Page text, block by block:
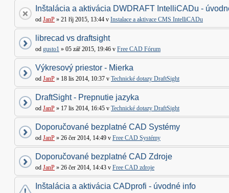
Inštalácia a aktivácia DWDRAFT IntelliCADu -
od JanP » 21 říj 2015, 13:44 v Instalace a aktivace CMS IntelliCADu
librecad vs draftsight
od gusto1 » 05 zář 2015, 19:46 v Free CAD Fórum
Výkresový priestor - Mierka
od JanP » 18 lis 2014, 10:37 v Technické dotazy DraftSight
DraftSight - Prepnutie jazyka
od JanP » 17 lis 2014, 16:45 v Technické dotazy DraftSight
Doporučované bezplatné CAD Systémy
od JanP » 26 čer 2014, 14:49 v Free CAD Systémy
Doporučované bezplatné CAD Zdroje
od JanP » 26 čer 2014, 14:43 v Free CAD zdroje
Inštalácia a aktivácia CADprofi - úvodné info